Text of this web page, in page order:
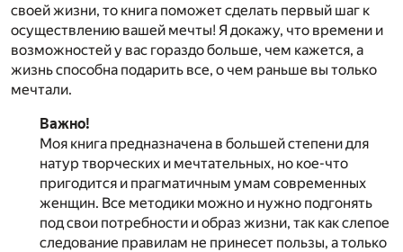
своей жизни, то книга поможет сделать первый шаг к
осуществлению вашей мечты! Я докажу, что времени и
возможностей у вас гораздо больше, чем кажется, а
жизнь способна подарить все, о чем раньше вы только
мечтали.
Важно!
Моя книга предназначена в большей степени для
натур творческих и мечтательных, но кое-что
пригодится и прагматичным умам современных
женщин. Все методики можно и нужно подгонять
под свои потребности и образ жизни, так как слепое
следование правилам не принесет пользы, а только